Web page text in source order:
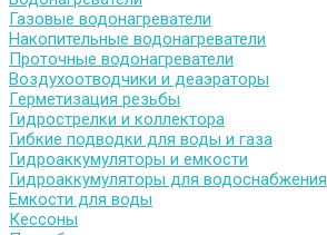
Газовые водонагреватели
Накопительные водонагреватели
Проточные водонагреватели
Воздухоотводчики и деаэраторы
Герметизация резьбы
Гидрострелки и коллектора
Гибкие подводки для воды и газа
Гидроаккумуляторы и емкости
Гидроаккумуляторы для водоснабжения
Емкости для воды
Кессоны